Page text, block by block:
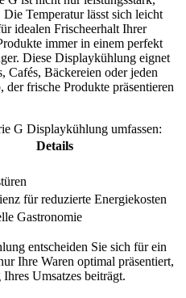
Temperatur lässt sich leicht
idealen Frischeerhalt Ihrer
immer in einem perfekt
Diese Displaykühlung eignet
Cafés, Bäckereien oder jeden
der frische Produkte präsentieren
G Displaykühlung umfassen:
Details
für reduzierte Energiekosten
Gastronomie
entscheiden Sie sich für ein
Ihre Waren optimal präsentiert,
Umsatzes beiträgt.